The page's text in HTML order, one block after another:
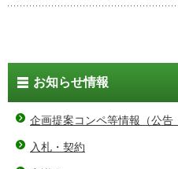
お知らせ情報
企画提案コンペ等情報（公告
入札・契約